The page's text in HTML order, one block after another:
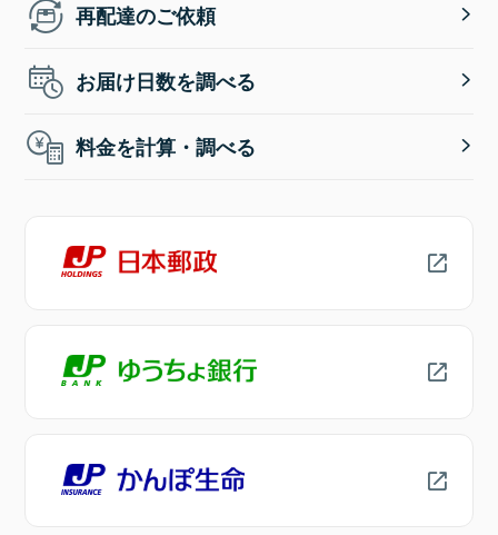
再配達のご依頼
お届け日数を調べる
料金を計算・調べる